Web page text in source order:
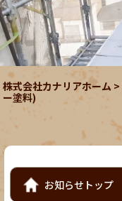
株式会社カナリアホーム >
ー塗料)
お知らせトップ